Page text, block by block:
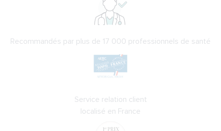
Recommandés par plus de 17 000 professionnels de santé
Service relation client
localisé en France